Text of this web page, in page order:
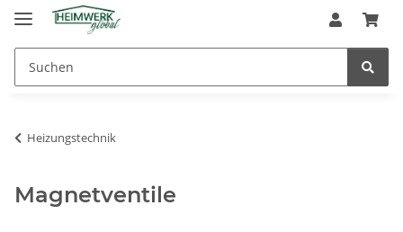
Heizungstechnik
Magnetventile